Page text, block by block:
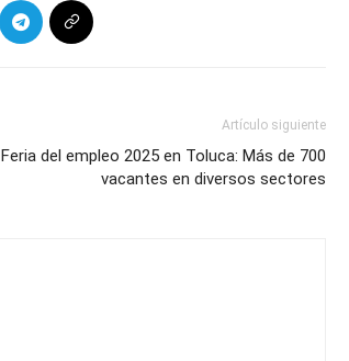
Artículo siguiente
Feria del empleo 2025 en Toluca: Más de 700
vacantes en diversos sectores